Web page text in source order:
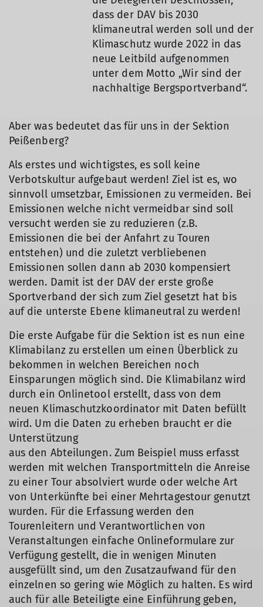
dass der DAV bis 2030
klimaneutral werden soll und der
Klimaschutz wurde 2022 in das
neue Leitbild aufgenommen
unter dem Motto „Wir sind der
nachhaltige Bergsportverband“.
Aber was bedeutet das für uns in der Sektion
Peißenberg?
Als erstes und wichtigstes, es soll keine
Verbotskultur aufgebaut werden! Ziel ist es, wo
sinnvoll umsetzbar, Emissionen zu vermeiden. Bei
Emissionen welche nicht vermeidbar sind soll
versucht werden sie zu reduzieren (z.B.
Emissionen die bei der Anfahrt zu Touren
entstehen) und die zuletzt verbliebenen
Emissionen sollen dann ab 2030 kompensiert
werden. Damit ist der DAV der erste große
Sportverband der sich zum Ziel gesetzt hat bis
auf die unterste Ebene klimaneutral zu werden!
Die erste Aufgabe für die Sektion ist es nun eine
Klimabilanz zu erstellen um einen Überblick zu
bekommen in welchen Bereichen noch
Einsparungen möglich sind. Die Klimabilanz wird
durch ein Onlinetool erstellt, dass von dem
neuen Klimaschutzkoordinator mit Daten befüllt
wird. Um die Daten zu erheben braucht er die
Unterstützung
aus den Abteilungen. Zum Beispiel muss erfasst
werden mit welchen Transportmitteln die Anreise
zu einer Tour absolviert wurde oder welche Art
von Unterkünfte bei einer Mehrtagestour genutzt
wurden. Für die Erfassung werden den
Tourenleitern und Verantwortlichen von
Veranstaltungen einfache Onlineformulare zur
Verfügung gestellt, die in wenigen Minuten
ausgefüllt sind, um den Zusatzaufwand für den
einzelnen so gering wie Möglich zu halten. Es wird
auch für alle Beteiligte eine Einführung geben,